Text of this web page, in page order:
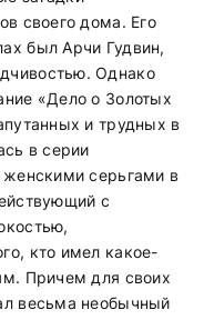
своего дома. Его
был Арчи Гудвин,
Однако
«Дело о Золотых
и трудных в
в серии
женскими серьгами в
с
кто имел какое-
Причем для своих
весьма необычный